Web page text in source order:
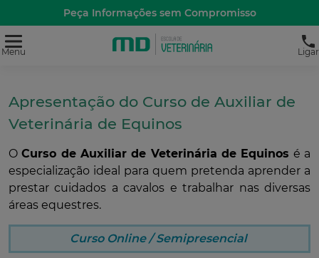
Peça Informações sem Compromisso
Menu Ligar
Apresentação do Curso de Auxiliar de
Veterinária de Equinos
OCurso de Auxiliar de Veterinária de Equinos é a
especialização ideal para quem pretenda aprender a
prestar cuidados a cavalos e trabalhar nas diversas
áreas equestres.
Curso Online / Semipresencial